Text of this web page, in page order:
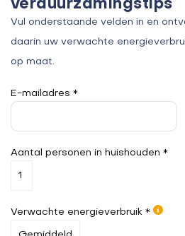
verduurzamingstips
Vul onderstaande velden in en
daarin uw verwachte
op maat.
E-mailadres *
Aantal personen in huishouden *
Verwachte energieverbruik *